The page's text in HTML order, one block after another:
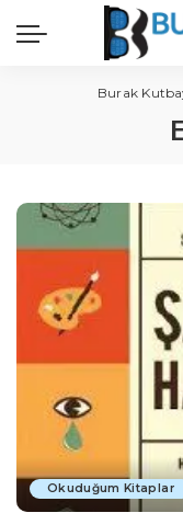
Burak
Okuduğum Kitaplar